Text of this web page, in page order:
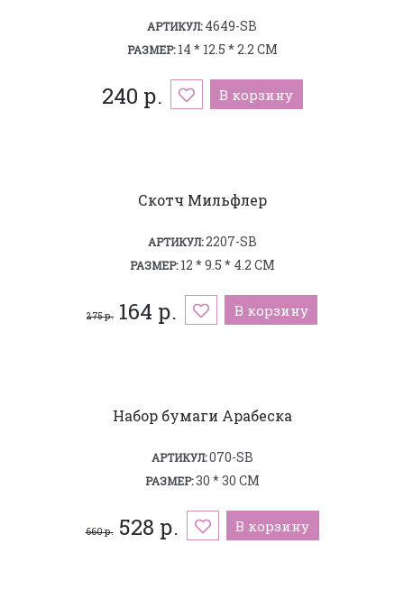
АРТИКУЛ:4649-SB
РАЗМЕР:14 * 12.5 * 2.2 СМ
240 р. В корзину
Скотч Мильфлер
АРТИКУЛ:2207-SB
РАЗМЕР:12 * 9.5 * 4.2 СМ
275 р. 164 р. В корзину
Набор бумаги Арабеска
АРТИКУЛ:070-SB
РАЗМЕР:30 * 30 СМ
660 р.528 р. В корзину